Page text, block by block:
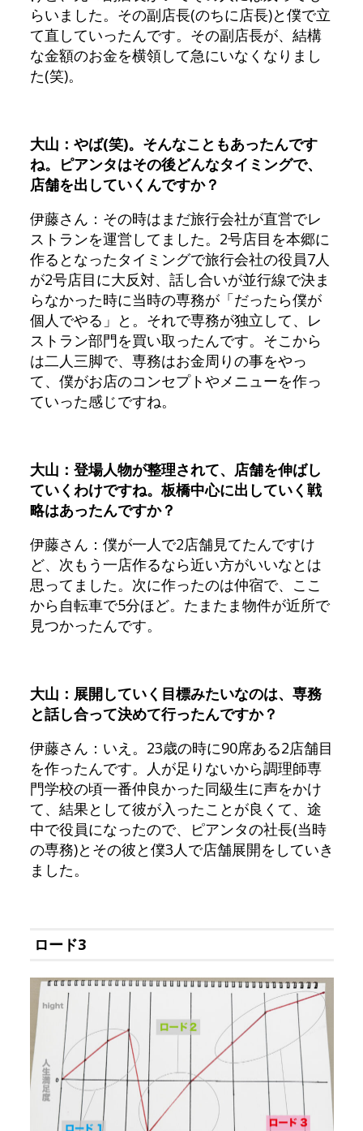
らいました。その副店長(のちに店長)と僕で立
て直していったんです。その副店長が、結構
な金額のお金を横領して急にいなくなりまし
た(笑)。
大山：やば(笑)。そんなこともあったんです
ね。ピアンタはその後どんなタイミングで、
店舗を出していくんですか？
伊藤さん：その時はまだ旅行会社が直営でレ
ストランを運営してました。2号店目を本郷に
作るとなったタイミングで旅行会社の役員7人
が2号店目に大反対、話し合いが並行線で決ま
らなかった時に当時の専務が「だったら僕が
個人でやる」と。それで専務が独立して、レ
ストラン部門を買い取ったんです。そこから
は二人三脚で、専務はお金周りの事をやっ
て、僕がお店のコンセプトやメニューを作っ
ていった感じですね。
大山：登場人物が整理されて、店舗を伸ばし
ていくわけですね。板橋中心に出していく戦
略はあったんですか？
伊藤さん：僕が一人で2店舗見てたんですけ
ど、次もう一店作るなら近い方がいいなとは
思ってました。次に作ったのは仲宿で、ここ
から自転車で5分ほど。たまたま物件が近所で
見つかったんです。
大山：展開していく目標みたいなのは、専務
と話し合って決めて行ったんですか？
伊藤さん：いえ。23歳の時に90席ある2店舗目
を作ったんです。人が足りないから調理師専
門学校の頃一番仲良かった同級生に声をかけ
て、結果として彼が入ったことが良くて、途
中で役員になったので、ピアンタの社長(当時
の専務)とその彼と僕3人で店舗展開をしていき
ました。
ロード3